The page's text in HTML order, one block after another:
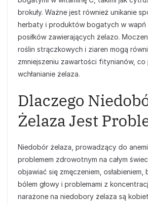
brokuły. Ważne jest również unikanie
herbaty i produktów bogatych w wapń
posiłków zawierających żelazo.
roślin strączkowych i ziaren mogą
zmniejszeniu zawartości fitynianów, co
wchłanianie żelaza.
Dlaczego
Żelaza Jest
Niedobór żelaza, prowadzący do
problemem zdrowotnym na całym
objawiać się zmęczeniem, osłabieniem,
bólem głowy i problemami z
narażone na niedobory żelaza są